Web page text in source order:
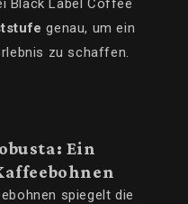
Black Label Coffee
genau, um ein
zu schaffen.
Ein
spiegelt die